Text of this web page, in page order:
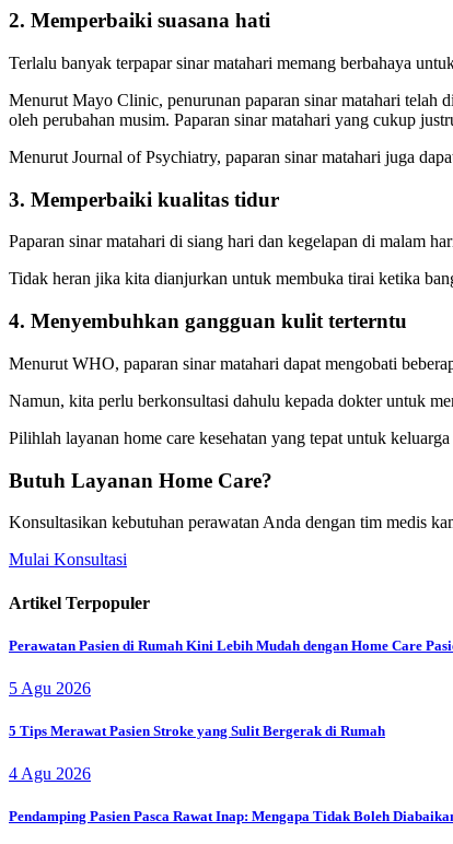
2. Memperbaiki suasana hati
Terlalu banyak terpapar sinar matahari memang berbahaya
Menurut Mayo Clinic, penurunan paparan sinar matahari telah
oleh perubahan musim. Paparan sinar matahari yang cukup
Menurut Journal of Psychiatry, paparan sinar matahari juga
3. Memperbaiki kualitas tidur
Paparan sinar matahari di siang hari dan kegelapan di malam
Tidak heran jika kita dianjurkan untuk membuka tirai ketika
4. Menyembuhkan gangguan kulit terterntu
Menurut WHO, paparan sinar matahari dapat mengobati
Namun, kita perlu berkonsultasi dahulu kepada dokter untuk
Pilihlah layanan home care kesehatan yang tepat untuk
Butuh Layanan Home Care?
Konsultasikan kebutuhan perawatan Anda dengan tim medis
Mulai Konsultasi
Artikel Terpopuler
Perawatan Pasien di Rumah Kini Lebih Mudah dengan Home Care
5 Agu 2026
5 Tips Merawat Pasien Stroke yang Sulit Bergerak di Rumah
4 Agu 2026
Pendamping Pasien Pasca Rawat Inap: Mengapa Tidak Boleh